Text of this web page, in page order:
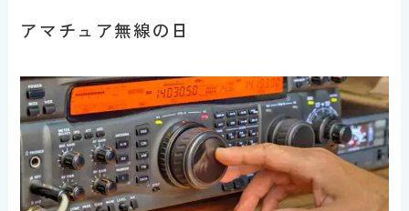
アマチュア無線の日